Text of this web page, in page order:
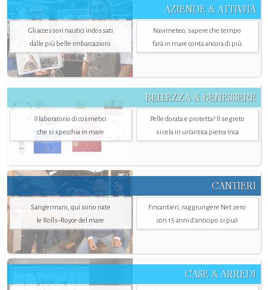
AZIENDE & ATTIVITÀ
Gli accessori nautici indossati
dalle più belle imbarcazioni
Navimeteo, sapere che tempo
farà in mare conta ancora di più
BELLEZZA & BENESSERE
Il laboratorio di cosmetici
che si specchia in mare
Pelle dorata e protetta? Il segreto
si cela in un’antica pietra Inca
CANTIERI
Sangermani, qui sono nate
le Rolls-Royce del mare
Fincantieri, raggiungere Net zero
con 15 anni d'anticipo si può
CASE & ARREDI